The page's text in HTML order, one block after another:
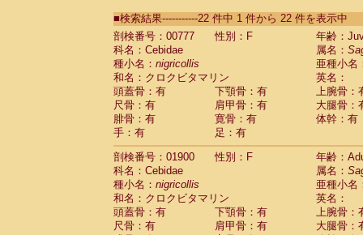
CebidaeSaguinus labiatus(0)
Cebidae Saguinus leucopus (2)
Cebidae
CebidaeSaguinus mystax
CebidaeSaguinus nigricollis (22)
Cebidae Saguinus oedipus
Cebidae Saguinus weddelli
Cebidae Saguinusspp.
Cebidae Aotus trivirgatus
Cebidae Cebus albifrons
Cebidae
CebidaeCebus capucinus
CebidaeCebus nigrivittatus
Cebidae Cebusspp.(0)
Cebidae Saimiri boliviensis
■検索結果-----------22 件中 1 件から 22 件を表示中
剖検番号：00777
性別：F
年齢：
科名：Cebidae
属名：
種小名： nigricollis
亜種小名
和名：クロクビタマリン
英名：
頭蓋骨：有
下顎骨：有
上腕骨：
尺骨：有
肩甲骨：有
大腿骨：
腓骨：有
寛骨：有
体幹：有
手：有
足：有
剖検番号：01900
性別：F
年齢：
科名：Cebidae
属名：
種小名： nigricollis
亜種小名
和名：クロクビタマリン
英名：
頭蓋骨：有
下顎骨：有
上腕骨：
尺骨：有
肩甲骨：有
大腿骨：